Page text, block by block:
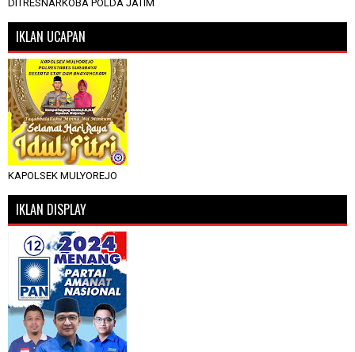
DITRESNARKOBA POLDA JATIM
IKLAN UCAPAN
KAPOLSEK MULYOREJO
IKLAN DISPLAY